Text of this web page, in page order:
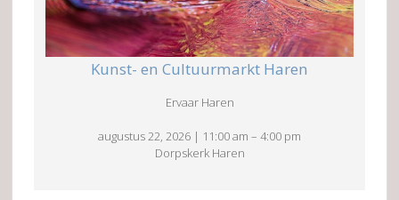
Kunst- en Cultuurmarkt Haren
Ervaar Haren
augustus 22, 2026 | 11:00 am – 4:00 pm
Dorpskerk Haren